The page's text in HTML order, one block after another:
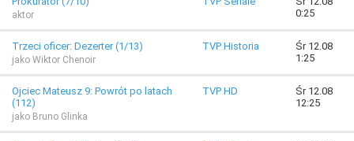
aktor
0:25
Trzeci oficer: Dezerter (1/13)
jako Wiktor Chenoir
TVP Historia
Śr 12.08
1:25
Ojciec Mateusz 9: Powrót po latach
(112)
jako Bruno Glinka
TVP HD
Śr 12.08
12:25